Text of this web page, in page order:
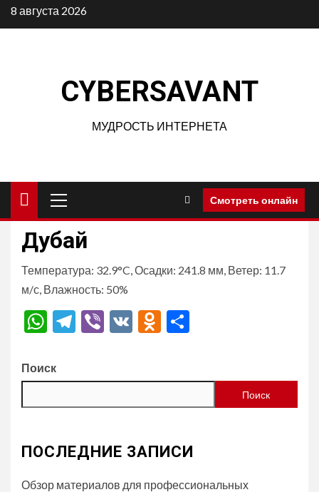
Перейти
к
8 августа 2026
CYBERSAVANT
МУДРОСТЬ ИНТЕРНЕТА
меню
Смотреть онлайн
Дубай
Температура: 32.9°C, Осадки: 241.8 мм, Ветер: 11.7
м/с, Влажность: 50%
WhatsApp
Telegram
Viber
VK Odnoklassniki
Поиск
Поиск
ПОСЛЕДНИЕ ЗАПИСИ
Обзор материалов для профессиональных